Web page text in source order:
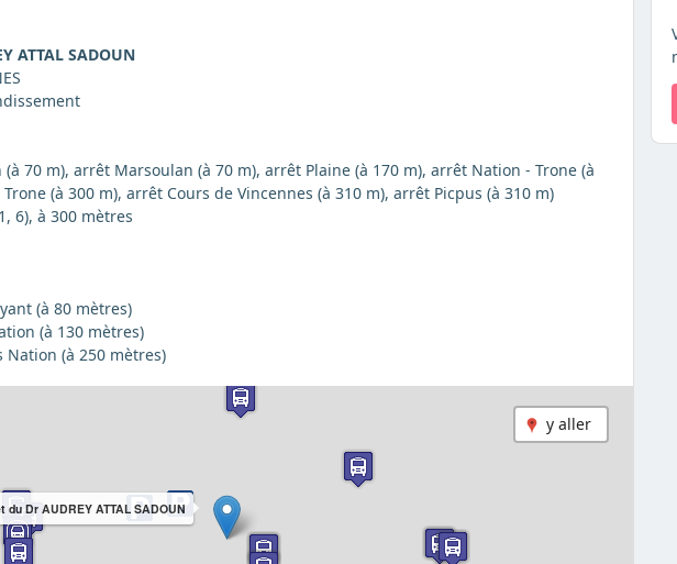
ATTAL SADOUN
70 m), arrêt Marsoulan (à 70 m), arrêt Plaine (à 170 m), arrêt Nation - Trone (à
(à 300 m), arrêt Cours de Vincennes (à 310 m), arrêt Picpus (à 310 m)
6), à 300 mètres
(à 80 mètres)
(à 130 mètres)
(à 250 mètres)
y aller
du Dr AUDREY ATTAL SADOUN